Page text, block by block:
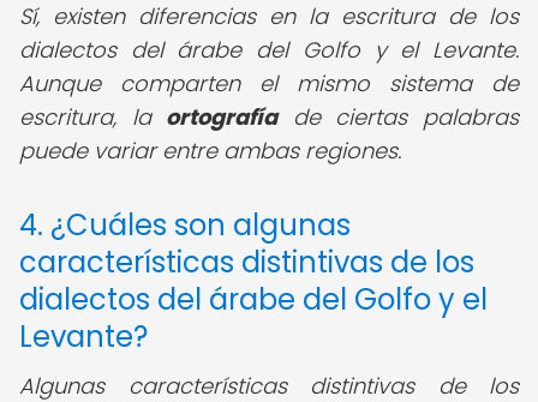
Sí, existen diferencias en la escritura de los
dialectos del árabe del Golfo y el Levante.
Aunque comparten el mismo sistema de
escritura, la ortografíade ciertas palabras
puede variar entre ambas regiones.
4. ¿Cuáles son algunas
características distintivas de los
dialectos del árabe del Golfo y el
Levante?
Algunas características distintivas de los